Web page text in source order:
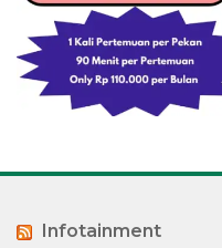
Infotainment